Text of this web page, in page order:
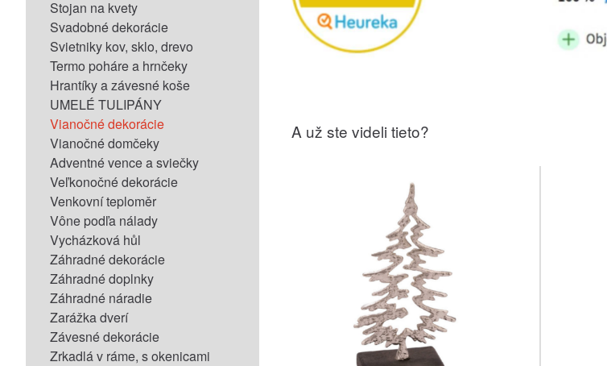
Stojan na kvety
Svadobné dekorácie
Svietniky kov, sklo, drevo
Termo poháre a hrnčeky
Hrantíky a závesné koše
UMELÉ TULIPÁNY
Vianočné dekorácie
Vianočné domčeky
Adventné vence a sviečky
Veľkonočné dekorácie
Venkovní teploměr
Vône podľa nálady
Vycházková hůl
Záhradné dekorácie
Záhradné doplnky
Záhradné náradie
Zarážka dverí
Závesné dekorácie
Zrkadlá v ráme, s okenicami
A už ste videli tieto?